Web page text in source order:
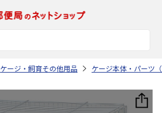
ケージ・飼育その他用品 ケージ本体・パーツ